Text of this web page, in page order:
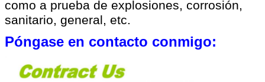
como a prueba de explosiones, corrosión,
sanitario, general, etc.
Póngase en contacto conmigo: